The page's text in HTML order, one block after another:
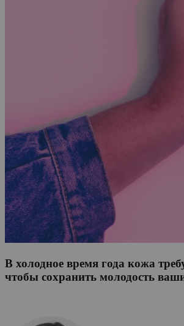
В холодное время года кожа
чтобы сохранить молодость